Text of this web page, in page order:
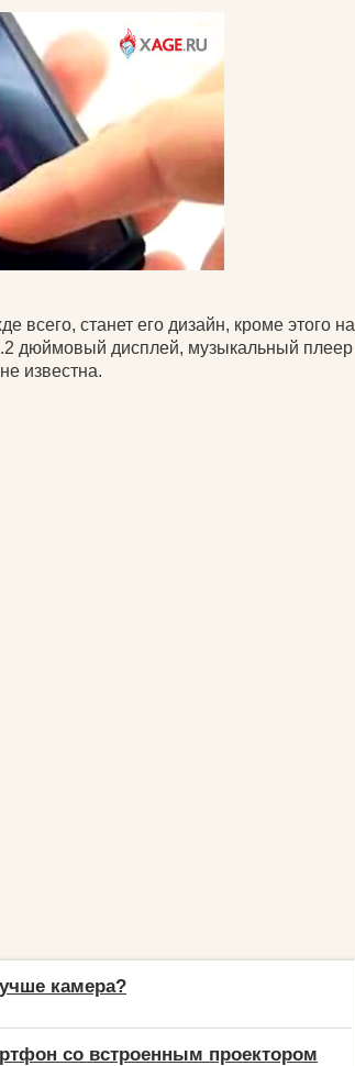
всего, станет его дизайн, кроме этого на
дюймовый дисплей, музыкальный плеер
известна.
камера?
со встроенным проектором